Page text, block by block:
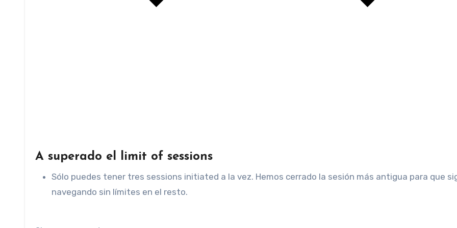
A superado el limit of sessions
Sólo puedes tener tres sessions initiated a la vez. Hemos cerrado la sesión más antigua para que
navegando sin límites en el resto.